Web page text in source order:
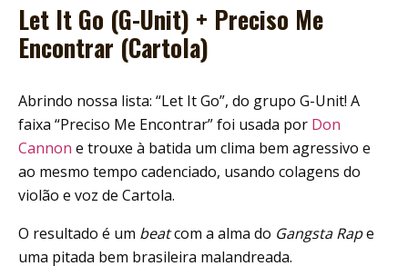
Let It Go (G-Unit) + Preciso Me
Encontrar (Cartola)
Abrindo nossa lista: “Let It Go”, do grupo G-Unit! A
faixa “Preciso Me Encontrar” foi usada por Don
Cannon e trouxe à batida um clima bem agressivo e
ao mesmo tempo cadenciado, usando colagens do
violão e voz de Cartola.
O resultado é um beatcom a alma do Gangsta Rape
uma pitada bem brasileira malandreada.